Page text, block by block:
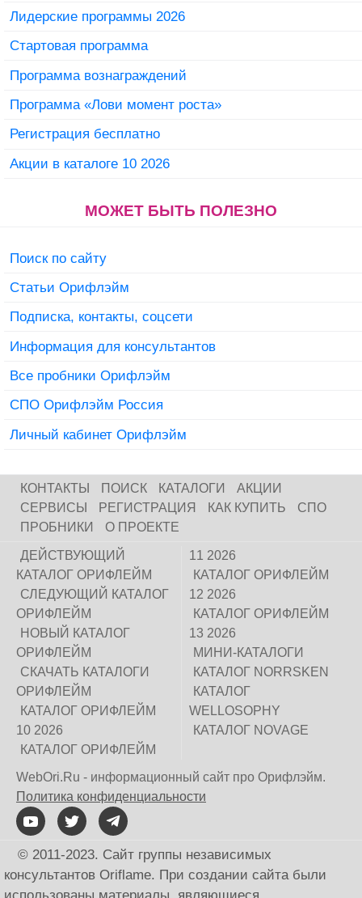
Лидерские программы 2026
Стартовая программа
Программа вознаграждений
Программа «Лови момент роста»
Регистрация бесплатно
Акции в каталоге 10 2026
МОЖЕТ БЫТЬ ПОЛЕЗНО
Поиск по сайту
Статьи Орифлэйм
Подписка, контакты, соцсети
Информация для консультантов
Все пробники Орифлэйм
СПО Орифлэйм Россия
Личный кабинет Орифлэйм
КОНТАКТЫ ПОИСК КАТАЛОГИ
АКЦИИ
СЕРВИСЫ
РЕГИСТРАЦИЯ КАК КУПИТЬ
СПО
ПРОБНИКИ
О ПРОЕКТЕ
ДЕЙСТВУЮЩИЙ
КАТАЛОГ ОРИФЛЕЙМ
СЛЕДУЮЩИЙ КАТАЛОГ
ОРИФЛЕЙМ
НОВЫЙ КАТАЛОГ
ОРИФЛЕЙМ
СКАЧАТЬ КАТАЛОГИ
ОРИФЛЕЙМ
КАТАЛОГ ОРИФЛЕЙМ
10 2026
КАТАЛОГ ОРИФЛЕЙМ
11 2026
КАТАЛОГ ОРИФЛЕЙМ
12 2026
КАТАЛОГ ОРИФЛЕЙМ
13 2026
МИНИ-КАТАЛОГИ
КАТАЛОГ NORRSKEN
КАТАЛОГ
WELLOSOPHY
КАТАЛОГ NOVAGE
WebOri.Ru - информационный сайт про Орифлэйм.
Политика конфиденциальности
© 2011-2023. Сайт группы независимых
консультантов Oriflame. При создании сайта были